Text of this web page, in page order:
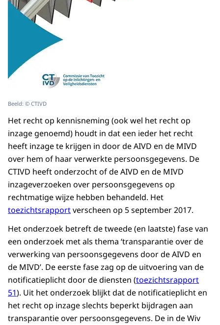
Beeld: © CTIVD
Het recht op kennisneming (ook wel het recht op
inzage genoemd) houdt in dat een ieder het recht
heeft inzage te krijgen in door de AIVD en de MIVD
over hem of haar verwerkte persoonsgegevens. De
CTIVD heeft onderzocht of de AIVD en de MIVD
inzageverzoeken over persoonsgegevens op
rechtmatige wijze hebben behandeld. Het
toezichtsrapportverscheen op 5 september 2017.
Het onderzoek betreft de tweede (en laatste) fase van
een onderzoek met als thema ‘transparantie over de
verwerking van persoonsgegevens door de AIVD en
de MIVD’. De eerste fase zag op de uitvoering van de
notificatieplicht door de diensten (toezichtsrapport
51). Uit het onderzoek blijkt dat de notificatieplicht en
het recht op inzage slechts beperkt bijdragen aan
transparantie over persoonsgegevens. De in de Wiv